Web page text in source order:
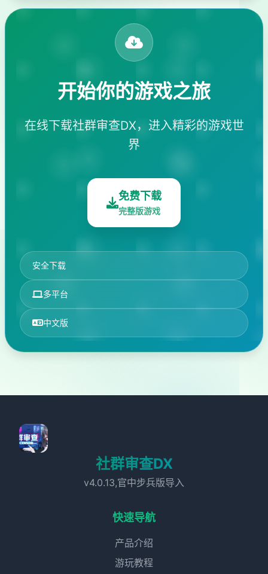
开始你的游戏之旅
在线下载社群审查DX，进入精彩的游戏世
界
免费下载
完整版游戏
安全下载
多平台
中文版
社群审查DX
v4.0.13,官中步兵版导入
快速导航
产品介绍
游玩教程